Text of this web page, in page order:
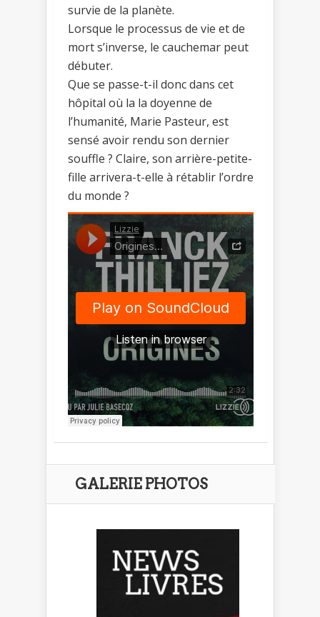
survie de la planète.
Lorsque le processus de vie et de
mort s’inverse, le cauchemar peut
débuter.
Que se passe-t-il donc dans cet
hôpital où la la doyenne de
l’humanité, Marie Pasteur, est
sensé avoir rendu son dernier
souffle ? Claire, son arrière-petite-
fille arrivera-t-elle à rétablir l’ordre
du monde ?
GALERIE PHOTOS